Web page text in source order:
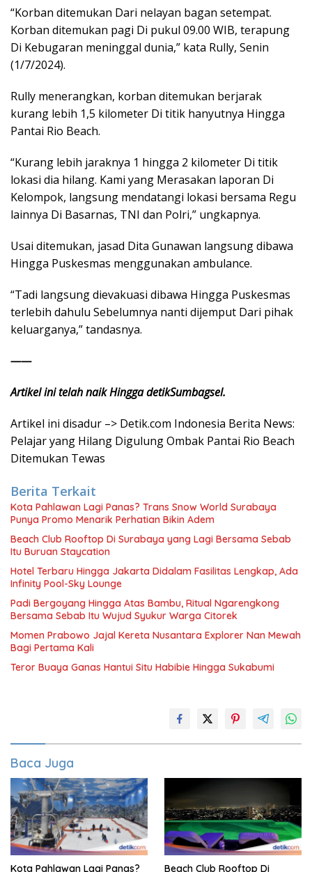
“Korban ditemukan Dari nelayan bagan setempat.
Korban ditemukan pagi Di pukul 09.00 WIB, terapung
Di Kebugaran meninggal dunia,” kata Rully, Senin
(1/7/2024).
Rully menerangkan, korban ditemukan berjarak
kurang lebih 1,5 kilometer Di titik hanyutnya Hingga
Pantai Rio Beach.
“Kurang lebih jaraknya 1 hingga 2 kilometer Di titik
lokasi dia hilang. Kami yang Merasakan laporan Di
Kelompok, langsung mendatangi lokasi bersama Regu
lainnya Di Basarnas, TNI dan Polri,” ungkapnya.
Usai ditemukan, jasad Dita Gunawan langsung dibawa
Hingga Puskesmas menggunakan ambulance.
“Tadi langsung dievakuasi dibawa Hingga Puskesmas
terlebih dahulu Sebelumnya nanti dijemput Dari pihak
keluarganya,” tandasnya.
——
Artikel ini telah naik Hingga detikSumbagsel.
Artikel ini disadur –> Detik.com Indonesia Berita News:
Pelajar yang Hilang Digulung Ombak Pantai Rio Beach
Ditemukan Tewas
Berita Terkait
Kota Pahlawan Lagi Panas? Trans Snow World Surabaya
Punya Promo Menarik Perhatian Bikin Adem
Beach Club Rooftop Di Surabaya yang Lagi Bersama Sebab
Itu Buruan Staycation
Hotel Terbaru Hingga Jakarta Didalam Fasilitas Lengkap, Ada
Infinity Pool-Sky Lounge
Padi Bergoyang Hingga Atas Bambu, Ritual Ngarengkong
Bersama Sebab Itu Wujud Syukur Warga Citorek
Momen Prabowo Jajal Kereta Nusantara Explorer Nan Mewah
Bagi Pertama Kali
Teror Buaya Ganas Hantui Situ Habibie Hingga Sukabumi
Baca Juga
Kota Pahlawan Lagi Panas? Beach Club Rooftop Di